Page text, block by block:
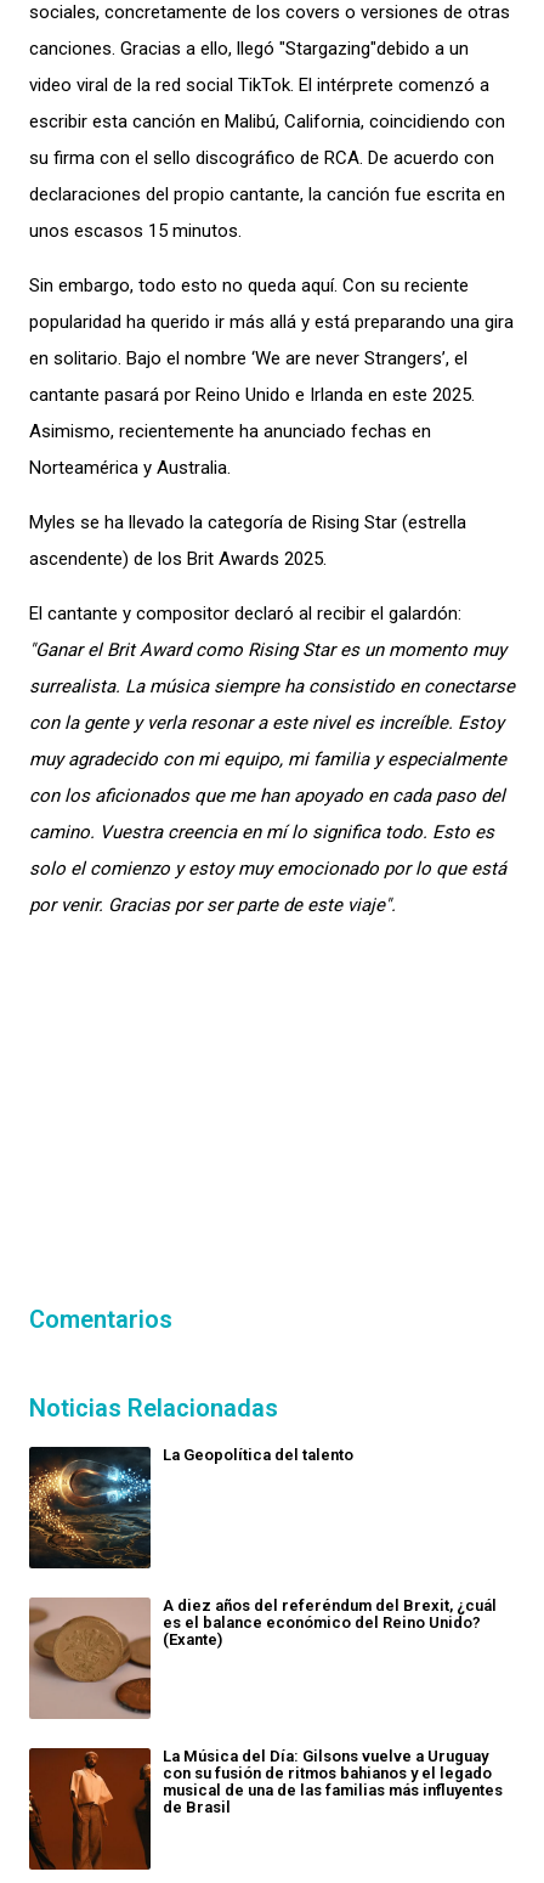
sociales, concretamente de los covers o versiones de otras
canciones. Gracias a ello, llegó "Stargazing"debido a un
video viral de la red social TikTok. El intérprete comenzó a
escribir esta canción en Malibú, California, coincidiendo con
su firma con el sello discográfico de RCA. De acuerdo con
declaraciones del propio cantante, la canción fue escrita en
unos escasos 15 minutos.
Sin embargo, todo esto no queda aquí. Con su reciente
popularidad ha querido ir más allá y está preparando una gira
en solitario. Bajo el nombre ‘We are never Strangers’, el
cantante pasará por Reino Unido e Irlanda en este 2025.
Asimismo, recientemente ha anunciado fechas en
Norteamérica y Australia.
Myles se ha llevado la categoría de Rising Star (estrella
ascendente) de los Brit Awards 2025.
El cantante y compositor declaró al recibir el galardón:
"Ganar el Brit Award como Rising Star es un momento muy
surrealista. La música siempre ha consistido en conectarse
con la gente y verla resonar a este nivel es increíble. Estoy
muy agradecido con mi equipo, mi familia y especialmente
con los aficionados que me han apoyado en cada paso del
camino. Vuestra creencia en mí lo significa todo. Esto es
solo el comienzo y estoy muy emocionado por lo que está
por venir. Gracias por ser parte de este viaje".
Comentarios
Noticias Relacionadas
La Geopolítica del talento
A diez años del referéndum del Brexit, ¿cuál
es el balance económico del Reino Unido?
(Exante)
La Música del Día: Gilsons vuelve a Uruguay
con su fusión de ritmos bahianos y el legado
musical de una de las familias más influyentes
de Brasil